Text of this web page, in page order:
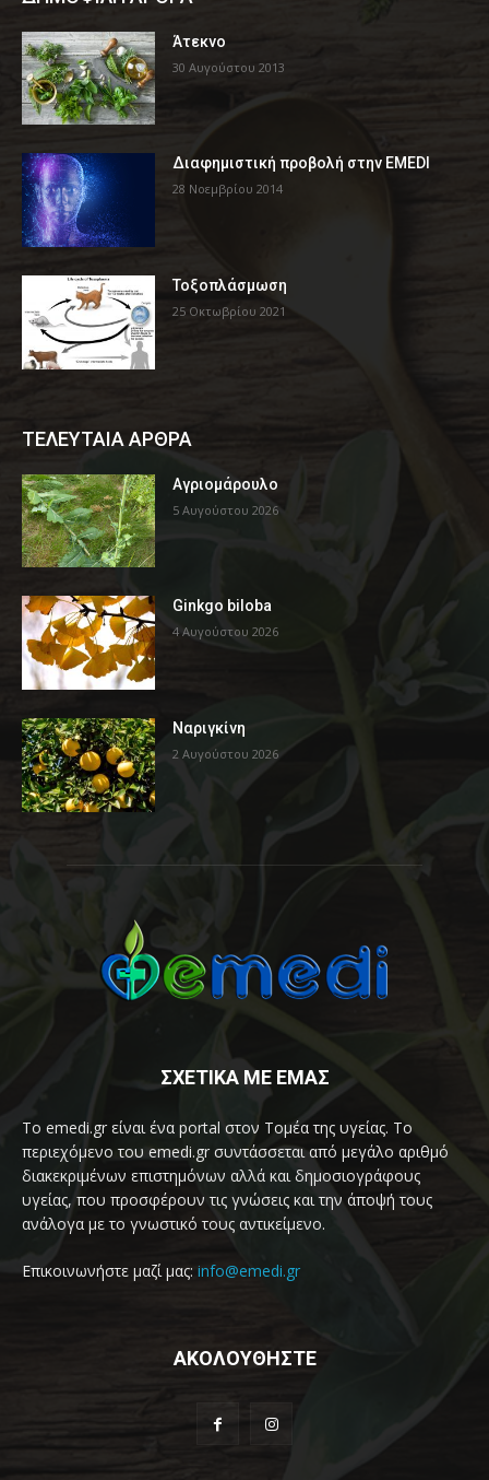
Άτεκνο
30 Αυγούστου 2013
Διαφημιστική προβολή στην EMEDI
28 Νοεμβρίου 2014
Τοξοπλάσμωση
25 Οκτωβρίου 2021
ΤΕΛΕΥΤΑΙΑ ΑΡΘΡΑ
Αγριομάρουλο
5 Αυγούστου 2026
Ginkgo biloba
4 Αυγούστου 2026
Ναριγκίνη
2 Αυγούστου 2026
ΣΧΕΤΙΚΑ ΜΕ ΕΜΑΣ
Το emedi.gr είναι ένα portal στον Τομέα της υγείας. Το
περιεχόμενο του emedi.gr συντάσσεται από μεγάλο αριθμό
διακεκριμένων επιστημόνων αλλά και δημοσιογράφους
υγείας, που προσφέρουν τις γνώσεις και την άποψή τους
ανάλογα με το γνωστικό τους αντικείμενο.
Επικοινωνήστε μαζί μας: info@emedi.gr
ΑΚΟΛΟΥΘΗΣΤΕ